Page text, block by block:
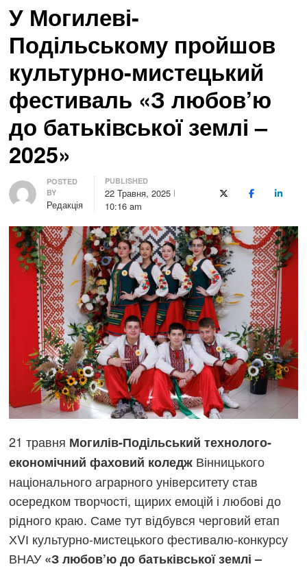
У Могилеві-
Подільському пройшов
культурно-мистецький
фестиваль «З любов’ю
до батьківської землі –
2025»
Author
POSTED
BY
Редакція
PUBLISHED
22 Травня, 2025
10:16 am
X (Twitter)Facebook
21 травня Могилів-Подільський технолого-
економічний фаховий коледж Вінницького
національного аграрного університету став
осередком творчості, щирих емоцій і любові до
рідного краю. Саме тут відбувся черговий етап
ХVІ культурно-мистецького фестивалю-конкурсу
ВНАУ«З любов’ю до батьківської землі –